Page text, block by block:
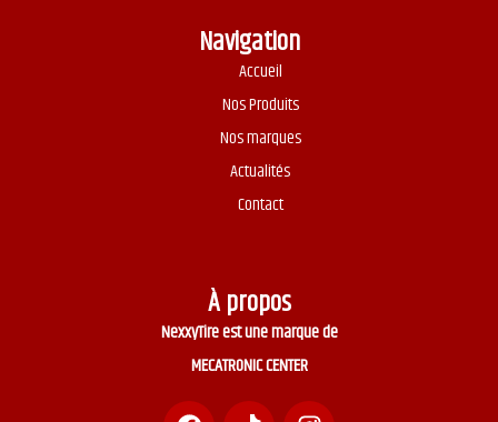
Navigation
Accueil
Nos Produits
Nos marques
Actualités
Contact
À propos
NexxyTire est une marque de
MECATRONIC CENTER